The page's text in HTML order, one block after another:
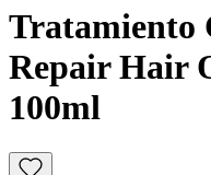
Tratamiento
Repair Hair
100ml